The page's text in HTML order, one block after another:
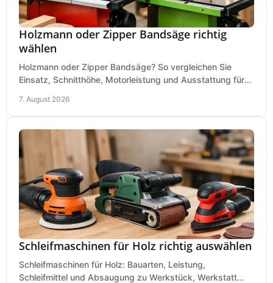
Holzmann oder Zipper Bandsäge richtig
wählen
Holzmann oder Zipper Bandsäge? So vergleichen Sie
Einsatz, Schnitthöhe, Motorleistung und Ausstattung für
7. August 2026
Schleifmaschinen für Holz richtig auswählen
Schleifmaschinen für Holz: Bauarten, Leistung,
Schleifmittel und Absaugung zu Werkstück, Werkstatt